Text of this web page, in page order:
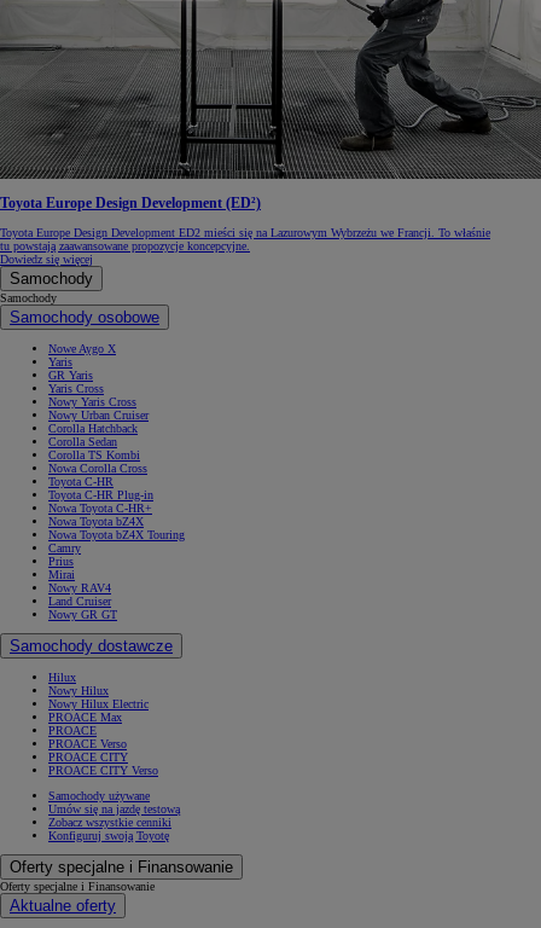
Toyota Europe Design Development (ED²)
Toyota Europe Design Development ED2 mieści się na Lazurowym Wybrzeżu we Francji. To właśnie
tu powstają zaawansowane propozycje koncepcyjne.
Dowiedz się więcej
Samochody
Samochody
Samochody osobowe
Nowe Aygo X
Yaris
GR Yaris
Yaris Cross
Nowy Yaris Cross
Nowy Urban Cruiser
Corolla Hatchback
Corolla Sedan
Corolla TS Kombi
Nowa Corolla Cross
Toyota C-HR
Toyota C-HR Plug-in
Nowa Toyota C-HR+
Nowa Toyota bZ4X
Nowa Toyota bZ4X Touring
Camry
Prius
Mirai
Nowy RAV4
Land Cruiser
Nowy GR GT
Samochody dostawcze
Hilux
Nowy Hilux
Nowy Hilux Electric
PROACE Max
PROACE
PROACE Verso
PROACE CITY
PROACE CITY Verso
Samochody używane
Umów się na jazdę testową
Zobacz wszystkie cenniki
Konfiguruj swoją Toyotę
Oferty specjalne i Finansowanie
Oferty specjalne i Finansowanie
Aktualne oferty